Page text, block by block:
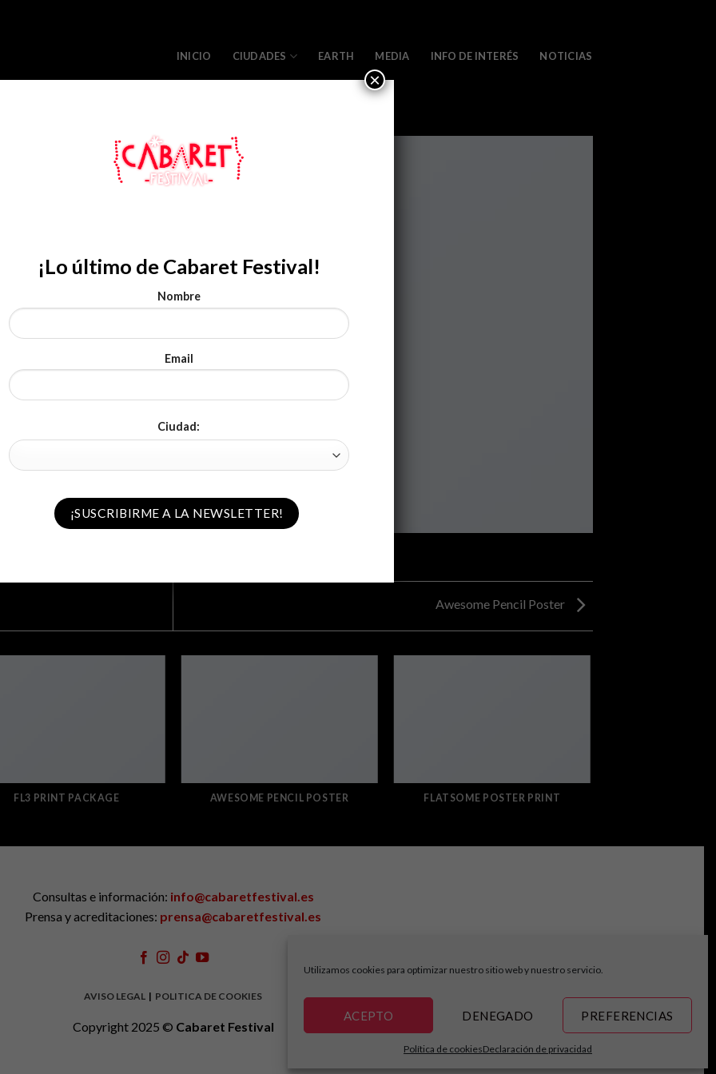
Utilizamos cookies para optimizar nuestro sitio web y nuestro servicio.
ACEPTO DENEGADO PREFERENCIAS
Política de cookiesDeclaración de privacidad
INICIO CIUDADES EARTH MEDIA INFO DE INTERÉS NOTICIAS
Awesome Pencil Poster
FL3 PRINT PACKAGE AWESOME PENCIL POSTER FLATSOME POSTER PRINT
Consultas e información: info@cabaretfestival.es
Prensa y acreditaciones: prensa@cabaretfestival.es
AVISO LEGAL | POLITICA DE COOKIES
Copyright 2025 © Cabaret Festival
¡Lo último de Cabaret Festival!
Nombre
Email
Ciudad:
×